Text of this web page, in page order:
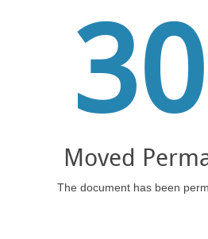
Moved
The document has been